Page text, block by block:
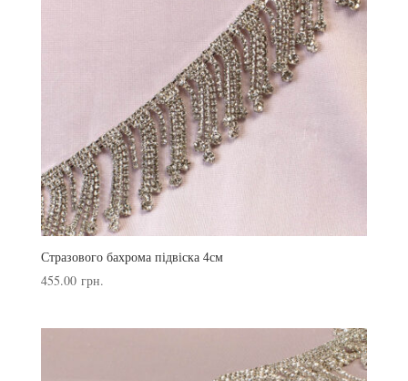
Стразового бахрома підвіска 4см
455.00 грн.